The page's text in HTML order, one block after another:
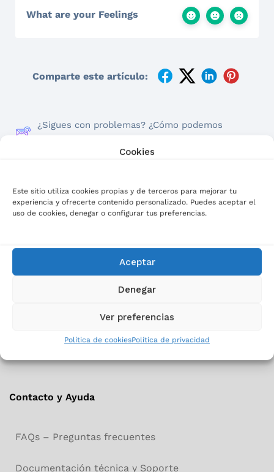
Cookies
Este sitio utiliza cookies propias y de terceros para mejorar tu
experiencia y ofrecerte contenido personalizado. Puedes aceptar el
uso de cookies, denegar o configurar tus preferencias.
Aceptar
Denegar
Ver preferencias
Política de cookiesPolítica de privacidad
What are your Feelings
Comparte este artículo:
¿Sigues con problemas? ¿Cómo podemos
Updated on 26/08/2025
¿Cuáles son los
términos y
¿Cuáles son los
términos y
Contacto y Ayuda
FAQs – Preguntas frecuentes
Documentación técnica y Soporte